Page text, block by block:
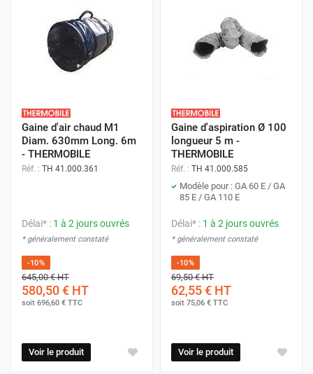
Gaine d'air chaud M1
Diam. 630mm Long. 6m
- THERMOBILE
Réf. : TH 41.000.361
Délai* : 1 à 2 jours ouvrés
* généralement constaté
-10%
645,00 €HT
580,50 € HT
soit 696,60 € TTC
Voir le produit
Gaine d'aspiration Ø 100
longueur 5 m -
THERMOBILE
Réf. : TH 41.000.585
Modèle pour : GA 60 E / GA
85 E / GA 110 E
Délai* : 1 à 2 jours ouvrés
* généralement constaté
-10%
69,50 €HT
62,55 € HT
soit 75,06 € TTC
Voir le produit